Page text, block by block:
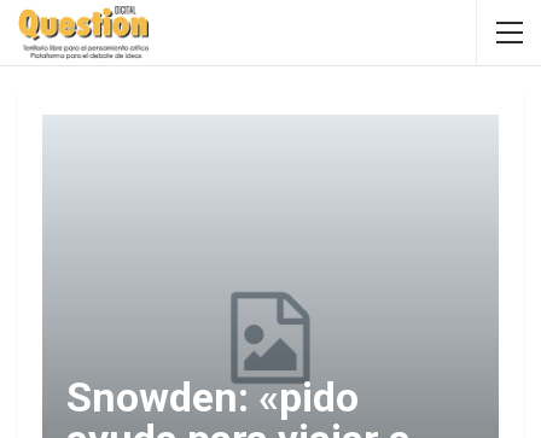
Snowden: «pido